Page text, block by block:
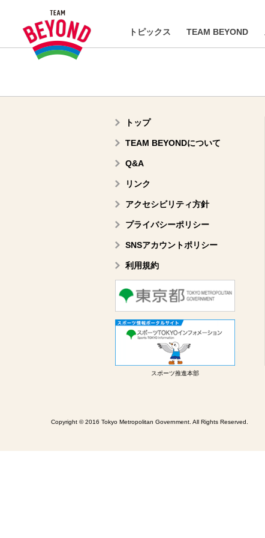
トピックス TEAM BEYOND
トップ
TEAM BEYONDについて
Q&A
リンク
アクセシビリティ方針
プライバシーポリシー
SNSアカウントポリシー
利用規約
スポーツ推進本部
Copyright © 2016 Tokyo Metropolitan Government. All Rights Reserved.